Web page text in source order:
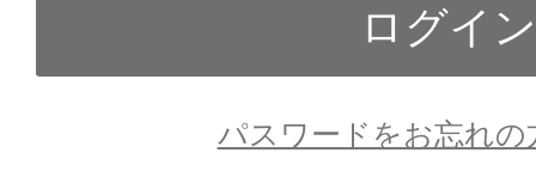
パスワードをお忘れの